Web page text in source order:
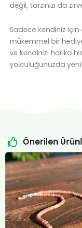
değil, tarzınızı da
Sadece kendiniz için
mükemmel bir
ve kendinizi harika
yolculuğunuzda yeni
Önerilen
Orijinal
fiyat:
₺4.800,00.
Şu